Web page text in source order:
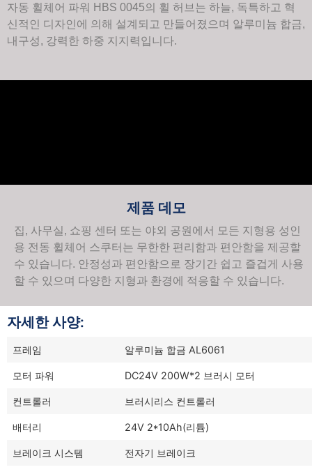
자동 휠체어 파워 HBS 0045의 휠 허브는 하늘, 독특하고 혁
신적인 디자인에 의해 설계되고 만들어졌으며 알루미늄 합금,
내구성, 강력한 하중 지지력입니다.
제품 데모
집, 사무실, 쇼핑 센터 또는 야외 공원에서 모든 지형용 성인
용 전동 휠체어 스쿠터는 무한한 편리함과 편안함을 제공할
수 있습니다. 안정성과 편안함으로 장기간 쉽고 즐겁게 사용
할 수 있으며 다양한 지형과 환경에 적응할 수 있습니다.
자세한 사양:
프레임 알루미늄 합금 AL6061
모터 파워 DC24V 200W*2 브러시 모터
컨트롤러 브러시리스 컨트롤러
배터리 24V 2*10Ah(리튬)
브레이크 시스템 전자기 브레이크